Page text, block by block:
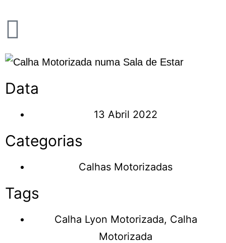
Data
13 Abril 2022
Categorias
Calhas Motorizadas
Tags
Calha Lyon Motorizada, Calha
Motorizada